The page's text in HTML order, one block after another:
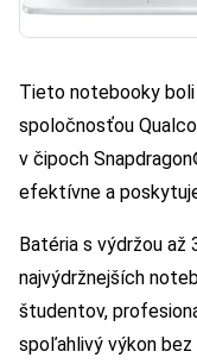
Tieto notebooky
spoločnosťou
v čipoch
efektívne a
Batéria s výdržou až
najvýdržnejších
študentov,
spoľahlivý výkon